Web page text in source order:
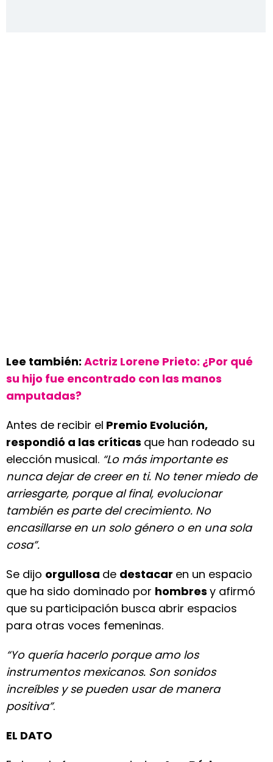
Lee también: Actriz Lorene Prieto: ¿Por qué
su hijo fue encontrado con las manos
amputadas?
Antes de recibir el Premio Evolución,
respondió a las críticas que han rodeado su
elección musical. “Lo más importante es
nunca dejar de creer en ti. No tener miedo de
arriesgarte, porque al final, evolucionar
también es parte del crecimiento. No
encasillarse en un solo género o en una sola
cosa”.
Se dijo orgullosa de destacar en un espacio
que ha sido dominado por hombres y afirmó
que su participación busca abrir espacios
para otras voces femeninas.
“Yo quería hacerlo porque amo los
instrumentos mexicanos. Son sonidos
increíbles y se pueden usar de manera
positiva”.
EL DATO